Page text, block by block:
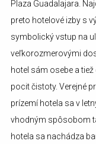
Plaza Guadalajara.
preto hotelové izby s
symbolický vstup na
veľkorozmerovými
hotel sám osebe a
pocit čistoty. Verejné
prízemí hotela sa v
vhodným spôsobom
hotela sa nachádza